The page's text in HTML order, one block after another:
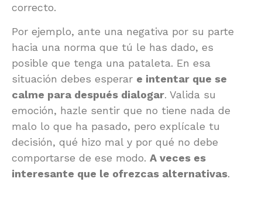
correcto.
Por ejemplo, ante una negativa por su parte
hacia una norma que tú le has dado, es
posible que tenga una pataleta. En esa
situación debes esperar e intentar que se
calme para después dialogar. Valida su
emoción, hazle sentir que no tiene nada de
malo lo que ha pasado, pero explícale tu
decisión, qué hizo mal y por qué no debe
comportarse de ese modo. A veces es
interesante que le ofrezcas alternativas.